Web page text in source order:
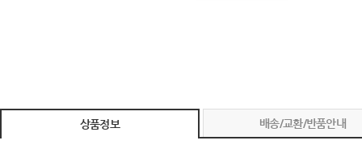
상품정보 배송/교환/반품안내